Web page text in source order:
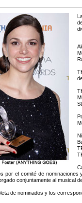
por el comité de
conjuntamente al musical
de nominados y los